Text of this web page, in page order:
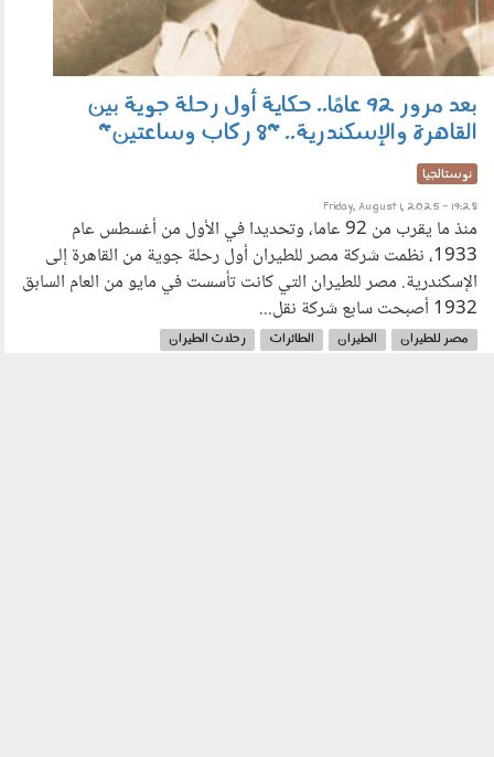
بعد مرور 92 عامًا.. حكاية أول رحلة جوية بين
القاهرة والإسكندرية.. "8 ركاب وساعتين"
نوستالجيا
Friday, August 1, 2025 - 19:28
منذ ما يقرب من 92 عاما، وتحديدا في الأول من أغسطس عام
1933، نظمت شركة مصر للطيران أول رحلة جوية من القاهرة إلى
الإسكندرية. مصر للطيران التي كانت تأسست في مايو من العام السابق
1932 أصبحت سابع شركة نقل...
مصر للطيران الطيران الطائرات رحلات الطيران